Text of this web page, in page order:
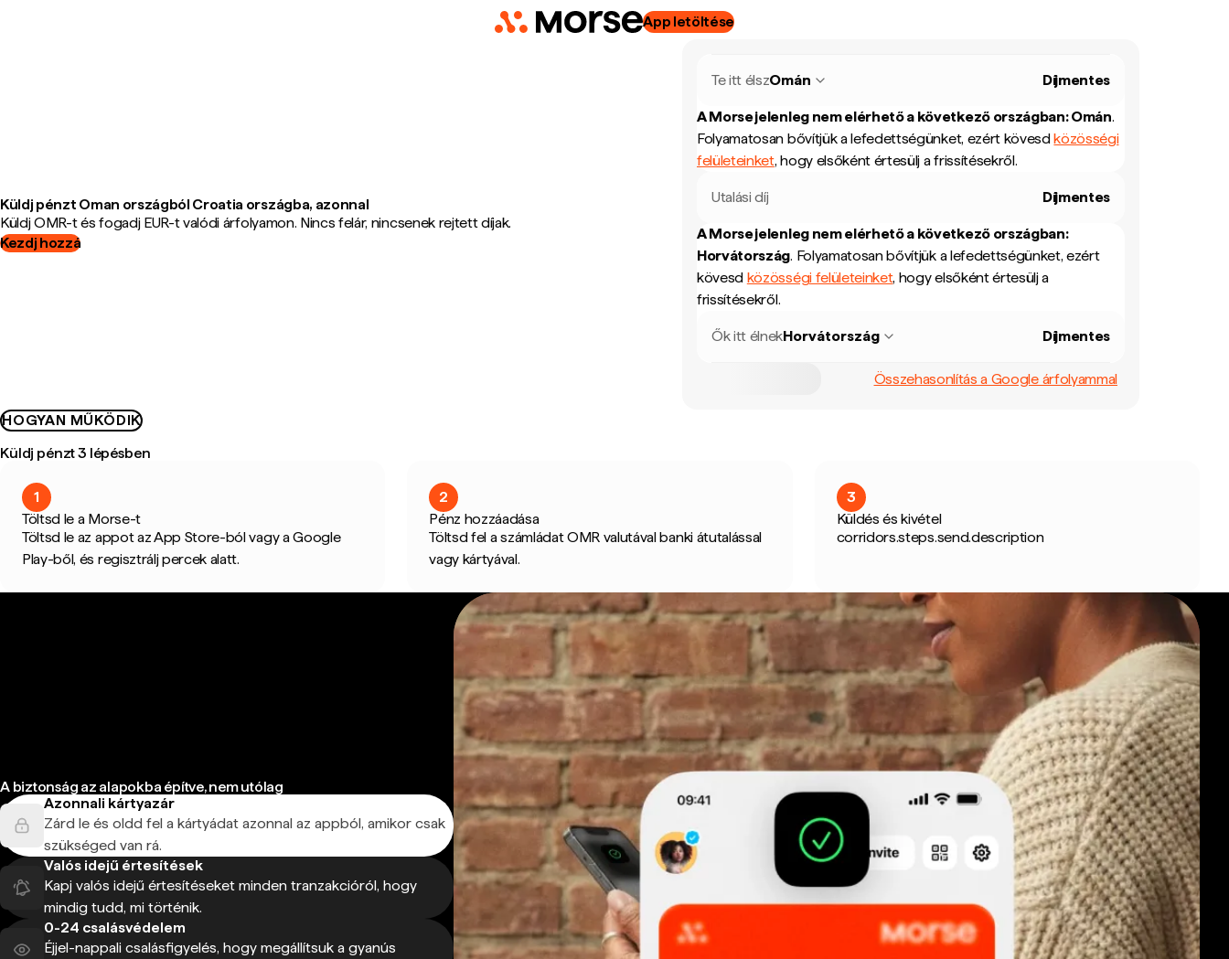
App letöltése
Küldj pénzt Oman országból Croatia országba, azonnal
Küldj OMR-t és fogadj EUR-t valódi árfolyamon. Nincs felár, nincsenek rejtett díjak.
Kezdj hozzá
Te itt élszOmán Díjmentes
A Morse jelenleg nem elérhető a következő országban:Omán.
Folyamatosan bővítjük a lefedettségünket, ezért kövesdközösségi
felületeinket, hogy elsőként értesülj a frissítésekről.
Utalási díj Díjmentes
A Morse jelenleg nem elérhető a következő országban:
Horvátország. Folyamatosan bővítjük a lefedettségünket, ezért
kövesd közösségi felületeinket, hogy elsőként értesülj a
frissítésekről.
Ők itt élnekHorvátország Díjmentes
Összehasonlítás a Google árfolyammal
HOGYAN MŰKÖDIK
Küldj pénzt 3 lépésben
1
Töltsd le a Morse-t
Töltsd le az appot az App Store-ból vagy a Google
Play-ből, és regisztrálj percek alatt.
2
Pénz hozzáadása
Töltsd fel a számládat OMR valutával banki átutalással
vagy kártyával.
3
Küldés és kivétel
corridors.steps.send.description
A biztonság az alapokba építve, nem utólag
Azonnali kártyazár
Zárd le és oldd fel a kártyádat azonnal az appból, amikor csak
szükséged van rá.
Valós idejű értesítések
Kapj valós idejű értesítéseket minden tranzakcióról, hogy
mindig tudd, mi történik.
0-24 csalásvédelem
Éjjel-nappali csalásfigyelés, hogy megállítsuk a gyanús